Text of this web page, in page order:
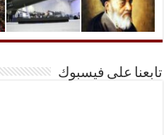
تابعنا على فيسبوك